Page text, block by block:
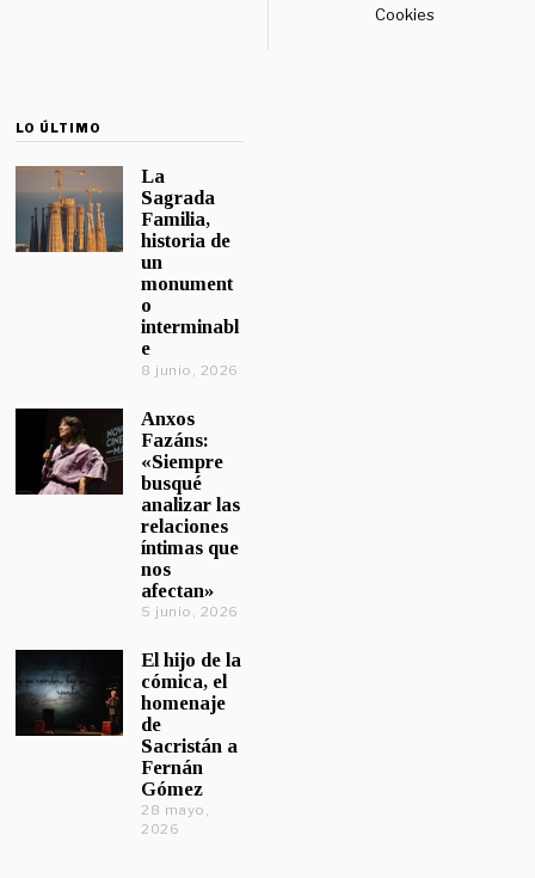
Cookies
LO ÚLTIMO
La
Sagrada
Familia,
historia de
un
monument
o
interminabl
e
8 junio, 2026
Anxos
Fazáns:
«Siempre
busqué
analizar las
relaciones
íntimas que
nos
afectan»
5 junio, 2026
El hijo de la
cómica, el
homenaje
de
Sacristán a
Fernán
Gómez
28 mayo,
2026